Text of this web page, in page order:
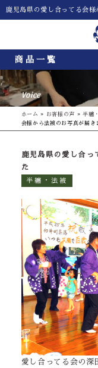
鹿児島県の愛し合ってる会
商品一覧
Voice
ホーム » お客様の声 » 半纏
会様から法被のお写真が届き
鹿児島県の愛し合っ
た
半纏・法被
愛し合ってる会の深